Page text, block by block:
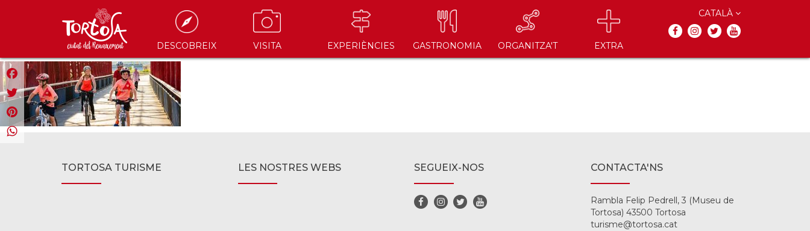
DESCOBREIX VISITA EXPERIÈNCIES GASTRONOMIA ORGANITZA'T EXTRA
CATALÀ
TORTOSA TURISME LES NOSTRES WEBS SEGUEIX-NOS CONTACTA'NS
Rambla Felip Pedrell, 3 (Museu de
Tortosa) 43500 Tortosa
turisme@tortosa.cat
Facebook
Twitter
Pinterest